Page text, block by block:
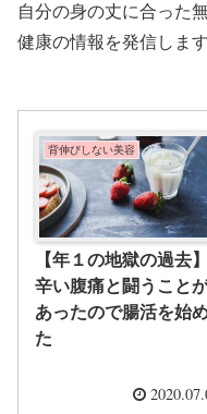
自分の身の丈に合った
健康の情報を発信します
背伸びしない美容
【年１の地獄の過去】
辛い腹痛と闘うこと
あったので腸活を始
た